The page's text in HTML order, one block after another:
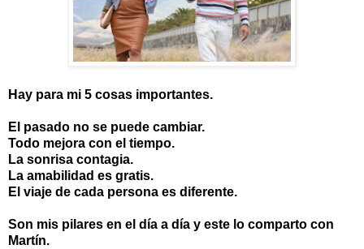
Hay para mi 5 cosas importantes.
El pasado no se puede cambiar.
Todo mejora con el tiempo.
La sonrisa contagia.
La amabilidad es gratis.
El viaje de cada persona es diferente.
Son mis pilares en el día a día y este lo comparto con
Martín.